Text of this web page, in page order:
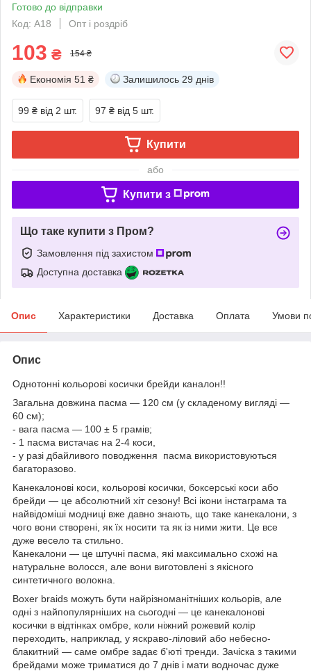
Готово до відправки
Код: А18
Опт і роздріб
103 ₴ 154 ₴
Економія 51 ₴ Залишилось 29 днів
99 ₴ від 2 шт. 97 ₴ від 5 шт.
Купити
або
Купити з
Що таке купити з Пром?
Замовлення під захистом
Доступна доставка
Опис Характеристики Доставка Оплата Умови
Опис
Однотонні кольорові косички брейди каналон!!
Загальна довжина пасма — 120 см (у складеному вигляді —
60 см);
- вага пасма — 100 ± 5 грамів;
- 1 пасма вистачає на 2-4 коси,
- у разі дбайливого поводження пасма використовуються
багаторазово.
Канекалонові коси, кольорові косички, боксерські коси або
брейди — це абсолютний хіт сезону! Всі ікони інстаграма та
найвідоміші модниці вже давно знають, що таке канекалони, з
чого вони створені, як їх носити та як із ними жити. Це все
дуже весело та стильно.
Канекалони — це штучні пасма, які максимально схожі на
натуральне волосся, але вони виготовлені з якісного
синтетичного волокна.
Boxer braids можуть бути найрізноманітніших кольорів, але
одні з найпопулярніших на сьогодні — це канекалонові
косички в відтінках омбре, коли ніжний рожевий колір
переходить, наприклад, у яскраво-ліловий або небесно-
блакитний — саме омбре задає б'юті тренди. Зачіска з такими
брейдами може триматися до 7 днів і мати водночас дуже